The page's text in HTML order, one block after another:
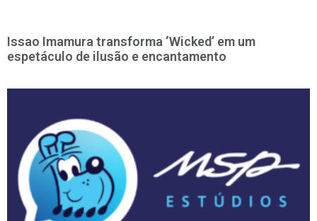
Issao Imamura transforma ‘Wicked’ em um
espetáculo de ilusão e encantamento